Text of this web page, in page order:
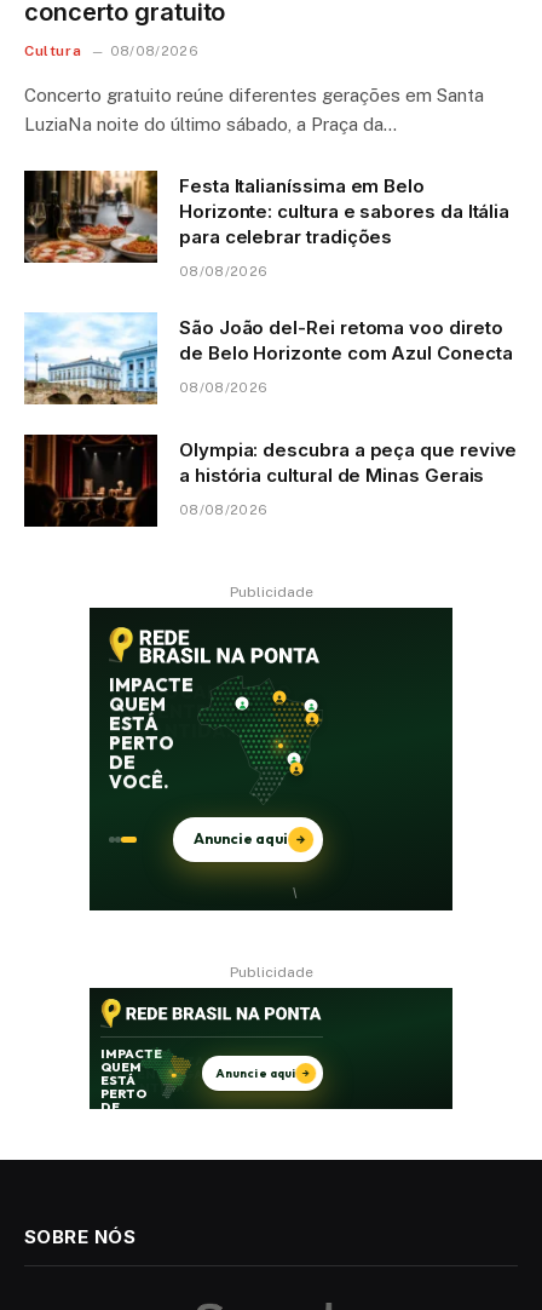
concerto gratuito
Cultura 08/08/2026
Concerto gratuito reúne diferentes gerações em Santa
LuziaNa noite do último sábado, a Praça da…
Festa Italianíssima em Belo
Horizonte: cultura e sabores da Itália
para celebrar tradições
08/08/2026
São João del-Rei retoma voo direto
de Belo Horizonte com Azul Conecta
08/08/2026
Olympia: descubra a peça que revive
a história cultural de Minas Gerais
08/08/2026
Publicidade
Publicidade
SOBRE NÓS